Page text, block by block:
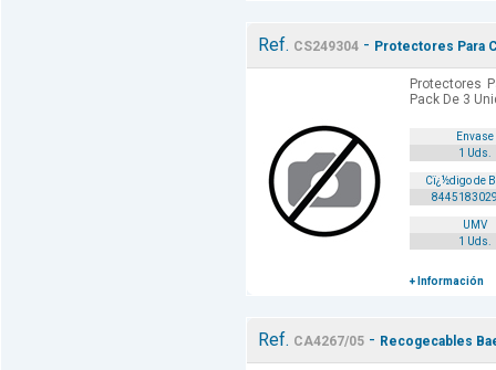
Ref. CS249304 - Protectores Para
Protectores
Pack De 3
Envase
1 Uds.
Cï¿½digo de
UMV
1 Uds.
+ Información
Ref. CA4267/05 - Recogecables